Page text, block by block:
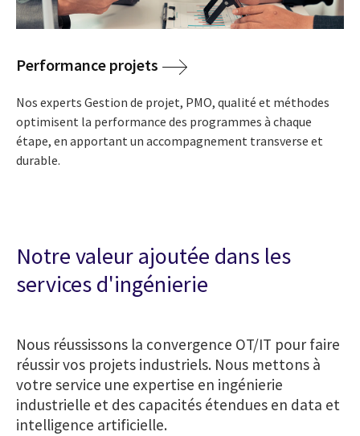
Performance projets
Nos experts Gestion de projet, PMO, qualité et méthodes
optimisent la performance des programmes à chaque
étape, en apportant un accompagnement transverse et
durable.
Notre valeur ajoutée dans les
services d'ingénierie
Nous réussissons la convergence OT/IT pour faire
réussir vos projets industriels. Nous mettons à
votre service une expertise en ingénierie
industrielle et des capacités étendues en data et
intelligence artificielle.